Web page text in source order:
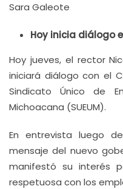
Sara Galeote
Hoy inicia diálogo
Hoy jueves, el rector
iniciará diálogo con el
Sindicato Único de
Michoacana (SUEUM).
En entrevista luego
mensaje del nuevo
manifestó su interés
respetuosa con los